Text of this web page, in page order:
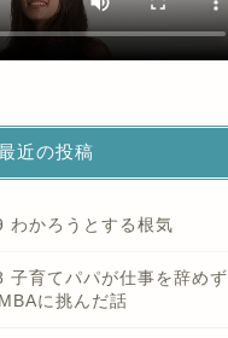
近の投稿
わかろうとする根気
子育てパパが仕事を辞めず
に挑んだ話